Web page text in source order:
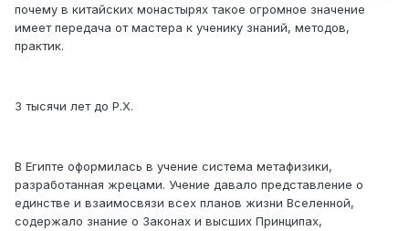
почему в китайских монастырях такое огромное значение
имеет передача от мастера к ученику знаний, методов,
практик.
3 тысячи лет до Р.Х.
В Египте оформилась в учение система метафизики,
разработанная жрецами. Учение давало представление о
единстве и взаимосвязи всех планов жизни Вселенной,
содержало знание о Законах и высших Принципах,